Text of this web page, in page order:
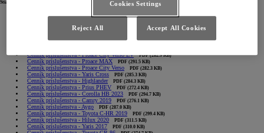
Stiahnuť
Cenník príslušenstva - Corolla Cross PDF (287.5 KB)
Cenník príslušenstva - Toyota bZ4X PDF (281.0 KB)
Cenník príslušenstva - Proace City EV PDF (283.9 KB)
Cenník príslušenstva - Proace City Verso EV PDF (282.9 KB)
Cenník príslušenstva - Proace MAX PDF (291.5 KB)
Cenník príslušenstva - Proace City Verso PDF (282.3 KB)
Cenník príslušenstva - Yaris Cross PDF (285.3 KB)
Cenník príslušenstva - Highlander PDF (284.3 KB)
Cenník príslušenstva - Prius PHEV PDF (272.4 KB)
Cenník príslušenstva - Corolla HB 2023 PDF (294.7 KB)
Cenník príslušenstva - Camry 2019 PDF (276.1 KB)
Cenník príslušenstva - Aygo PDF (287.0 KB)
Cenník príslušenstva - Toyota C-HR 2019 PDF (299.4 KB)
Cenník príslušenstva - Hilux 2020 PDF (311.5 KB)
Cenník príslušenstva - Yaris 2017 PDF (310.0 KB)
Cookies Settings
Reject All Accept All Cookies